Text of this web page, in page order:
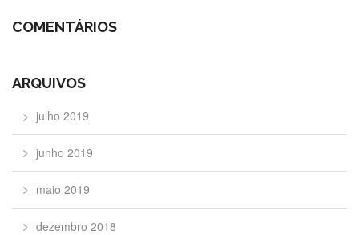
COMENTÁRIOS
ARQUIVOS
julho 2019
junho 2019
maio 2019
dezembro 2018